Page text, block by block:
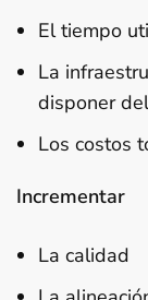
El tiempo
La
disponer
Los costos
Incrementar
La calidad